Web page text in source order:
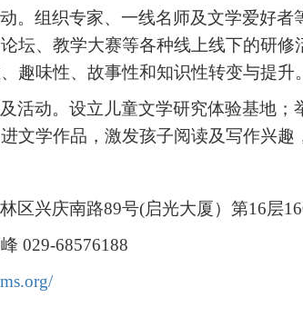
。组织专家、一线名师及文学爱好
坛、教学大赛等各种线上线下的研
趣味性、故事性和知识性转变与提升。
活动。设立儿童文学研究体验基地
文学作品，激发孩子阅读及写作兴趣
区兴庆南路89号(启光大厦）第16层
029-68576188